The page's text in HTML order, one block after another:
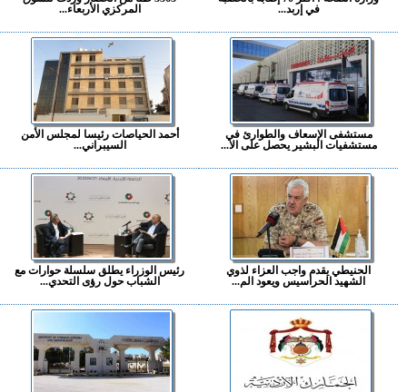
في إربد...
المركزي الأربعاء...
مستشفى الإسعاف والطوارئ في
مستشفيات البشير يحصل على الا...
أحمد الحياصات رئيسا لمجلس الأمن
السيبراني...
الحنيطي يقدم واجب العزاء لذوي
الشهيد الحراسيس ويعود الم...
رئيس الوزراء يطلق سلسلة حوارات مع
الشباب حول رؤى التحدي...